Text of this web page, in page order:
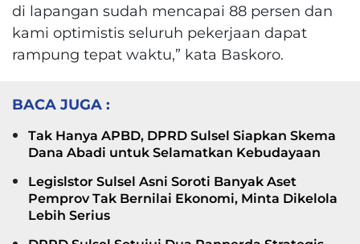
di lapangan sudah mencapai 88 persen dan
kami optimistis seluruh pekerjaan dapat
rampung tepat waktu,” kata Baskoro.
BACA JUGA :
Tak Hanya APBD, DPRD Sulsel Siapkan Skema
Dana Abadi untuk Selamatkan Kebudayaan
Legislstor Sulsel Asni Soroti Banyak Aset
Pemprov Tak Bernilai Ekonomi, Minta Dikelola
Lebih Serius